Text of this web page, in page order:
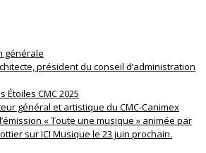
générale
président du conseil d’administration
Étoiles CMC 2025
général et artistique du CMC-Canimex
« Toute une musique » animée par
sur ICI Musique le 23 juin prochain.